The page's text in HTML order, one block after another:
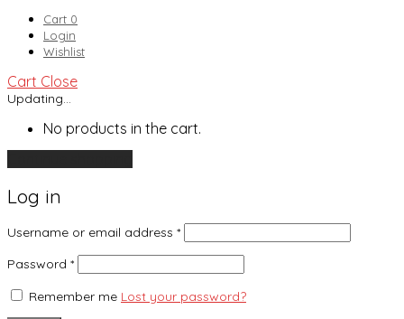
Cart 0
Login
Wishlist
Cart Close
Updating…
No products in the cart.
Log in
Username or email address *
Password *
Remember me Lost your password?